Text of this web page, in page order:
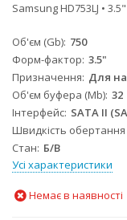
Samsung HD753LJ •
Об'єм (Gb) 750
Форм-фактор 3.5"
Призначення Для
Об'єм буфера (Mb) 32
Інтерфейс SATA II
Швидкість
Стан Б/B
Усі характеристики
Немає в наявності